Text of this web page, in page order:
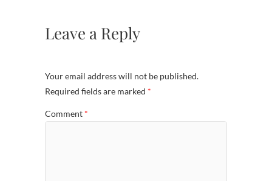
Leave a Reply
Your email address will not be published.
Required fields are marked *
Comment *